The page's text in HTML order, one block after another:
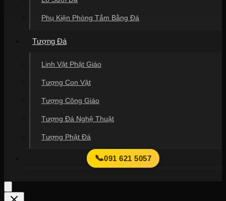
Phụ Kiện Phòng Tắm Bằng Đá
Tượng Đá
Linh Vật Phật Giáo
Tượng Con Vật
Tượng Công Giáo
Tượng Đá Nghệ Thuật
Tượng Phật Đá
📞091 621 5057